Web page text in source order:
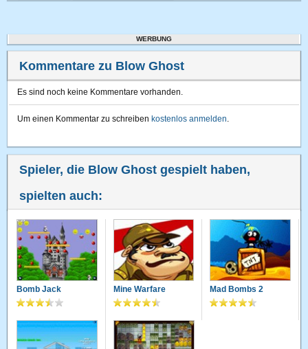
WERBUNG
Kommentare zu Blow Ghost
Es sind noch keine Kommentare vorhanden.
Um einen Kommentar zu schreiben kostenlos anmelden.
Spieler, die Blow Ghost gespielt haben,
spielten auch:
Bomb Jack Mine Warfare Mad Bombs 2